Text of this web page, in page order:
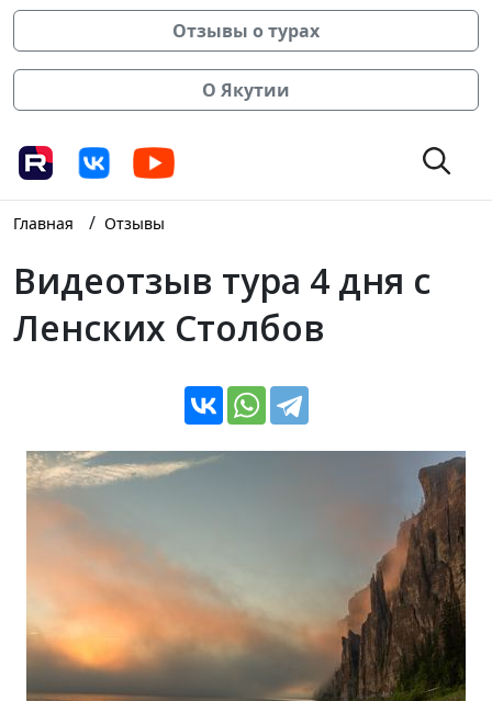
Отзывы о турах
О Якутии
Главная / Отзывы
Видеотзыв тура 4 дня с
Ленских Столбов